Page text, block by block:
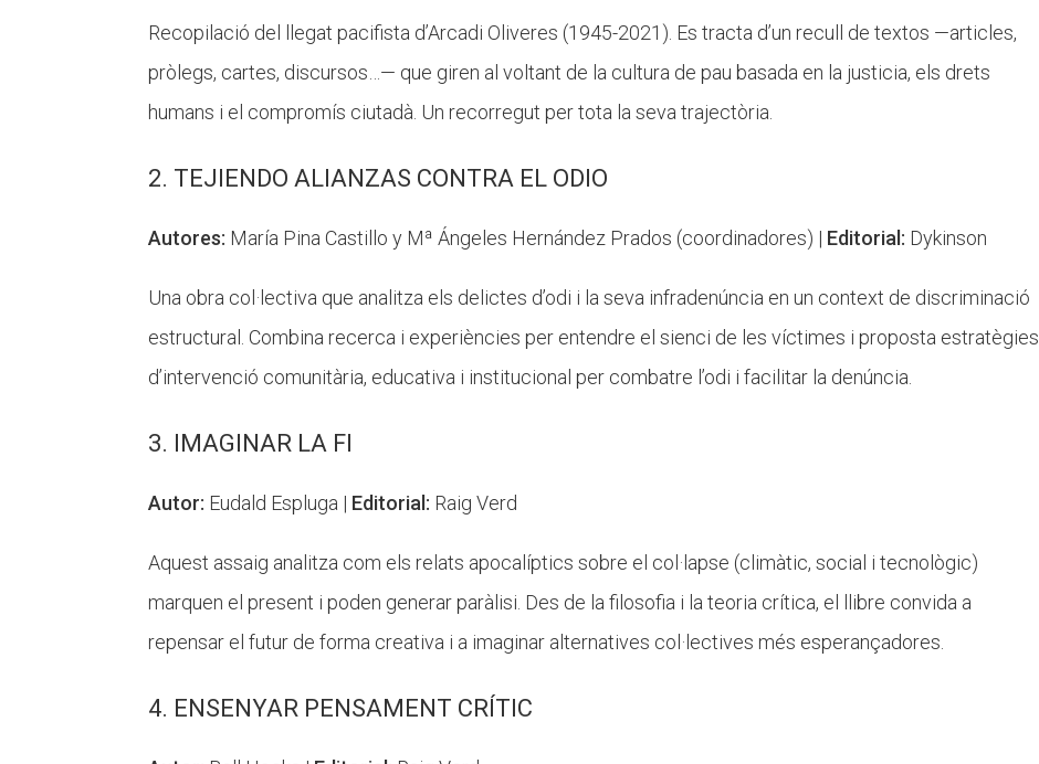
Recopilació del llegat pacifista d’Arcadi Oliveres (1945-2021). Es tracta d’un recull de textos —articles,
pròlegs, cartes, discursos…— que giren al voltant de la cultura de pau basada en la justicia, els drets
humans i el compromís ciutadà. Un recorregut per tota la seva trajectòria.
2. TEJIENDO ALIANZAS CONTRA EL ODIO
Autores: María Pina Castillo y Mª Ángeles Hernández Prados (coordinadores) | Editorial: Dykinson
Una obra col·lectiva que analitza els delictes d’odi i la seva infradenúncia en un context de discriminació
estructural. Combina recerca i experiències per entendre el sienci de les víctimes i proposta estratègies
d’intervenció comunitària, educativa i institucional per combatre l’odi i facilitar la denúncia.
3. IMAGINAR LA FI
Autor: Eudald Espluga | Editorial: Raig Verd
Aquest assaig analitza com els relats apocalíptics sobre el col·lapse (climàtic, social i tecnològic)
marquen el present i poden generar paràlisi. Des de la filosofia i la teoria crítica, el llibre convida a
repensar el futur de forma creativa i a imaginar alternatives col·lectives més esperançadores.
4. ENSENYAR PENSAMENT CRÍTIC